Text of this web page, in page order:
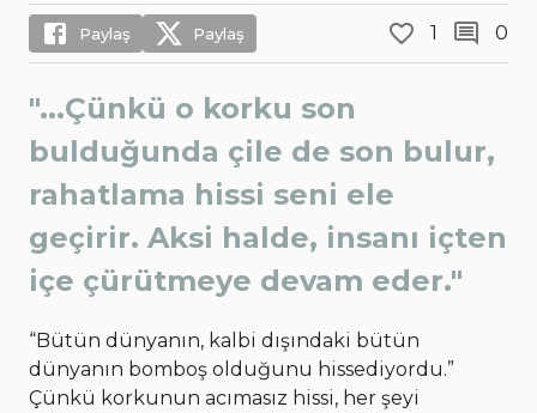
Paylaş Paylaş 1 0
"...Çünkü o korku son
bulduğunda çile de son bulur,
rahatlama hissi seni ele
geçirir. Aksi halde, insanı içten
içe çürütmeye devam eder."
“Bütün dünyanın, kalbi dışındaki bütün
dünyanın bomboş olduğunu hissediyordu.”
Çünkü korkunun acımasız hissi, her şeyi